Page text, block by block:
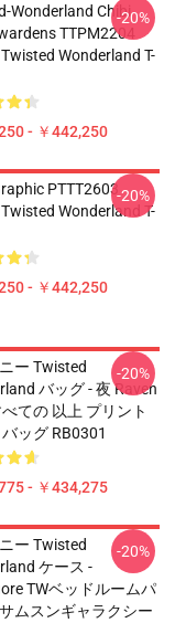
Wonderland Chibi
TTPM2204
Wonderland T-
- ￥442,250
-20%
PTTT2603
Wonderland T-
- ￥442,250
-20%
ー Twisted
バッグ - 夜 Raven
ての 以上 プリント
バッグ RB0301
- ￥434,275
-20%
ー Twisted
ケース -
TWベッドルームパ
ムスンギャラクシー
-20%